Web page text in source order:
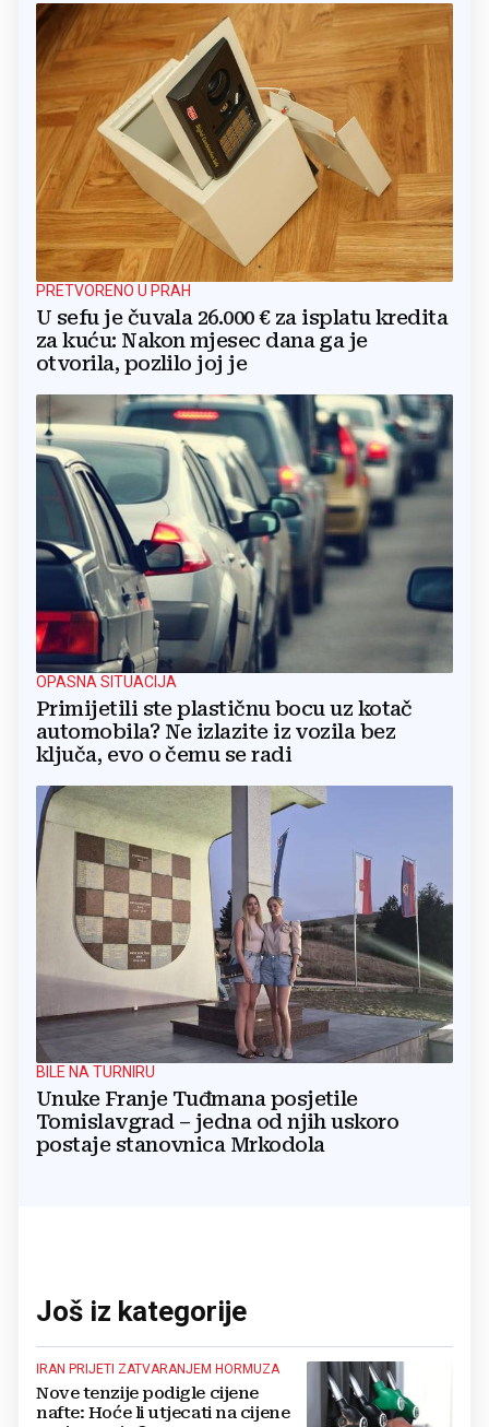
PRETVORENO U PRAH
U sefu je čuvala 26.000 € za isplatu kredita
za kuću: Nakon mjesec dana ga je
otvorila, pozlilo joj je
OPASNA SITUACIJA
Primijetili ste plastičnu bocu uz kotač
automobila? Ne izlazite iz vozila bez
ključa, evo o čemu se radi
BILE NA TURNIRU
Unuke Franje Tuđmana posjetile
Tomislavgrad – jedna od njih uskoro
postaje stanovnica Mrkodola
Još iz kategorije
IRAN PRIJETI ZATVARANJEM HORMUZA
Nove tenzije podigle cijene
nafte: Hoće li utjecati na cijene